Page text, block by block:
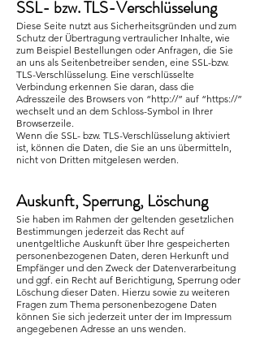
SSL- bzw. TLS-Verschlüsselung
Diese Seite nutzt aus Sicherheitsgründen und zum
Schutz der Übertragung vertraulicher Inhalte, wie
zum Beispiel Bestellungen oder Anfragen, die Sie
an uns als Seitenbetreiber senden, eine SSL-bzw.
TLS-Verschlüsselung. Eine verschlüsselte
Verbindung erkennen Sie daran, dass die
Adresszeile des Browsers von “http://” auf “https://”
wechselt und an dem Schloss-Symbol in Ihrer
Browserzeile.
Wenn die SSL- bzw. TLS-Verschlüsselung aktiviert
ist, können die Daten, die Sie an uns übermitteln,
nicht von Dritten mitgelesen werden.
Auskunft, Sperrung, Löschung
Sie haben im Rahmen der geltenden gesetzlichen
Bestimmungen jederzeit das Recht auf
unentgeltliche Auskunft über Ihre gespeicherten
personenbezogenen Daten, deren Herkunft und
Empfänger und den Zweck der Datenverarbeitung
und ggf. ein Recht auf Berichtigung, Sperrung oder
Löschung dieser Daten. Hierzu sowie zu weiteren
Fragen zum Thema personenbezogene Daten
können Sie sich jederzeit unter der im Impressum
angegebenen Adresse an uns wenden.